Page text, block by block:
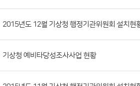
일,
조2015년도 12월 기상청 행정기관위원회 설치현
기상청 예비타당성조사사업 현황